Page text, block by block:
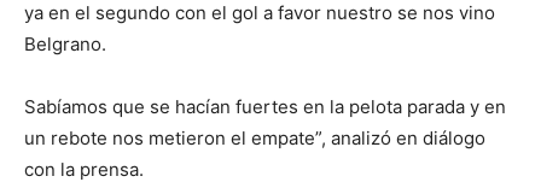
ya en el segundo con el gol a favor nuestro se nos vino
Belgrano.
Sabíamos que se hacían fuertes en la pelota parada y en
un rebote nos metieron el empate”, analizó en diálogo
con la prensa.